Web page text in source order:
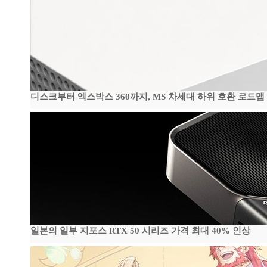
디스크부터 엑스박스 360까지, MS 차세대 하위 호환 로드맵
일본의 일부 지포스 RTX 50 시리즈 가격 최대 40% 인상